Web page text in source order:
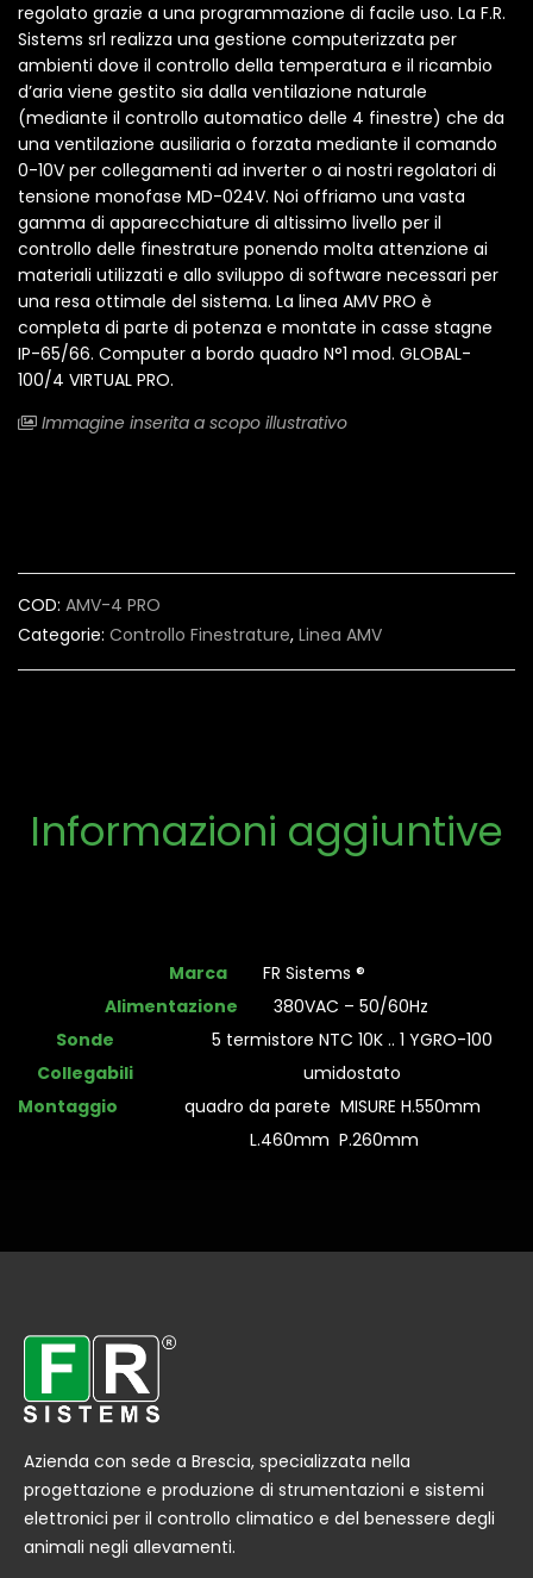
regolato grazie a una programmazione di facile uso. La F.R.
Sistems srl realizza una gestione computerizzata per
ambienti dove il controllo della temperatura e il ricambio
d’aria viene gestito sia dalla ventilazione naturale
(mediante il controllo automatico delle 4 finestre) che da
una ventilazione ausiliaria o forzata mediante il comando
0-10V per collegamenti ad inverter o ai nostri regolatori di
tensione monofase MD-024V. Noi offriamo una vasta
gamma di apparecchiature di altissimo livello per il
controllo delle finestrature ponendo molta attenzione ai
materiali utilizzati e allo sviluppo di software necessari per
una resa ottimale del sistema. La linea AMV PRO è
completa di parte di potenza e montate in casse stagne
IP-65/66. Computer a bordo quadro N°1 mod. GLOBAL-
100/4 VIRTUAL PRO.
Immagine inserita a scopo illustrativo
COD: AMV-4 PRO
Categorie: Controllo Finestrature, Linea AMV
Informazioni aggiuntive
Marca
FR Sistems ®
Alimentazione
380VAC – 50/60Hz
Sonde
Collegabili
5 termistore NTC 10K .. 1 YGRO-100
umidostato
Montaggio
quadro da parete MISURE H.550mm
L.460mm P.260mm
Azienda con sede a Brescia, specializzata nella
progettazione e produzione di strumentazioni e sistemi
elettronici per il controllo climatico e del benessere degli
animali negli allevamenti.